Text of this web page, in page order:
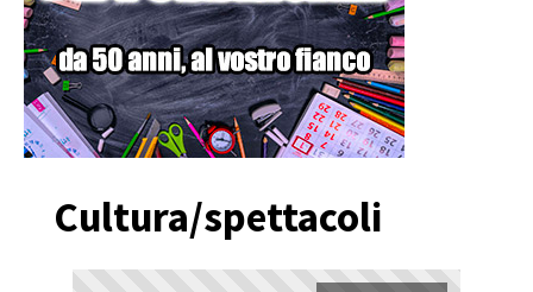
Cultura/spettacoli